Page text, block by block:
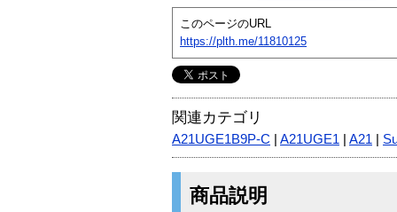
このページのURL
https://plth.me/11810125
関連カテゴリ
A21UGE1B9P-C A21UGE1 A21
商品説明